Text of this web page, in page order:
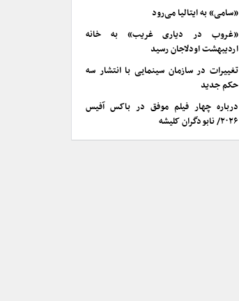
«سامی» به ایتالیا می‌رود
«غروب در دیاری غریب» به خانه
اردیبهشت اودلاجان رسید
تغییرات در سازمان سینمایی با انتشار سه
حکم جدید
درباره چهار فیلم موفق در باکس آفیس
۲۰۲۶/ نابودگران کلیشه